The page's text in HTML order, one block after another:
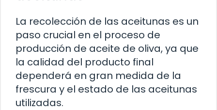
La recolección de las aceitunas es un
paso crucial en el proceso de
producción de aceite de oliva, ya que
la calidad del producto final
dependerá en gran medida de la
frescura y el estado de las aceitunas
utilizadas.